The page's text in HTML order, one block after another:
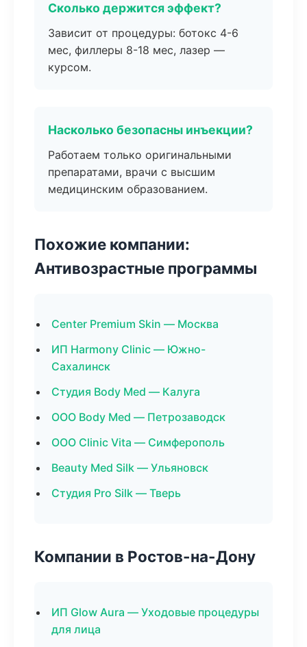
Сколько держится эффект?
Зависит от процедуры: ботокс 4-6
мес, филлеры 8-18 мес, лазер —
курсом.
Насколько безопасны инъекции?
Работаем только оригинальными
препаратами, врачи с высшим
медицинским образованием.
Похожие компании:
Антивозрастные программы
Center Premium Skin — Москва
ИП Harmony Clinic — Южно-
Сахалинск
Студия Body Med — Калуга
ООО Body Med — Петрозаводск
ООО Clinic Vita — Симферополь
Beauty Med Silk — Ульяновск
Студия Pro Silk — Тверь
Компании в Ростов-на-Дону
ИП Glow Aura — Уходовые процедуры
для лица